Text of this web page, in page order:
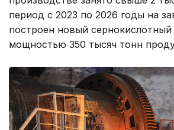
период с 2023 по 2026 годы на
построен новый
мощностью 350 тысяч тонн